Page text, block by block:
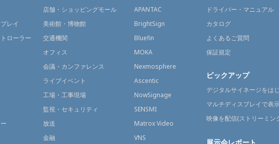
レイ
ローラー
店舗・ショッピングモール
美術館・博物館
交通機関
オフィス
会議・カンファレンス
ライブイベント
工場・工事現場
監視・セキュリティ
放送
金融
APANTAC
BrightSign
Bluefin
MOKA
Nexmosphere
Ascentic
NowSignage
SENSMI
Matrox Video
VNS
ドライバー・マニュアル
カタログ
よくあるご質問
保証規定
ピックアップ
デジタルサイネージをは
マルチディスプレイで表
映像を配信(ストリーミン
展示会レポート